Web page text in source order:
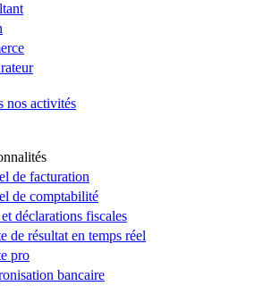
nos activités
de facturation
de comptabilité
déclarations fiscales
de résultat en temps réel
pro
bancaire